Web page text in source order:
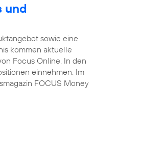
und
sowie eine
kommen aktuelle
Focus Online. In den
einnehmen. Im
FOCUS Money